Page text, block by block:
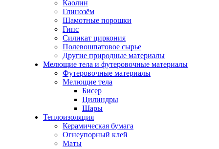
Каолин
Глинозём
Шамотные порошки
Гипс
Силикат циркония
Полевошпатовое сырье
Другие природные материалы
Мелющие тела и футеровочные материалы
Футеровочные материалы
Мелющие тела
Бисер
Цилиндры
Шары
Теплоизоляция
Керамическая бумага
Огнеупорный клей
Маты